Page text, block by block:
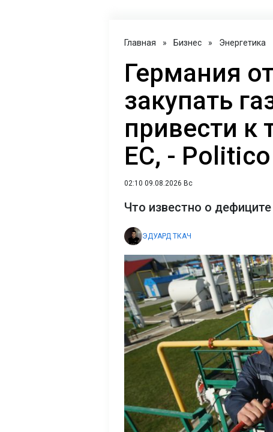
Главная » Бизнес » Энергетика
Германия
закупать
привести к
ЕС, - Politico
02:10 09.08.2026 Вс
Что известно о
ЭДУАРД ТКАЧ